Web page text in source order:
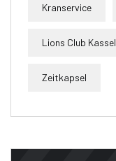
Kranservice
Lions Club Kassel
Zeitkapsel